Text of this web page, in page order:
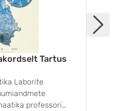
Tartus
Laborite
professori